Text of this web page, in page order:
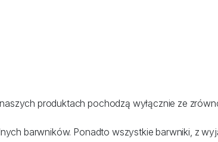
produktach pochodzą wyłącznie ze
barwników. Ponadto wszystkie barwniki, z